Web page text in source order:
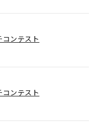
ンテスト
ンテスト